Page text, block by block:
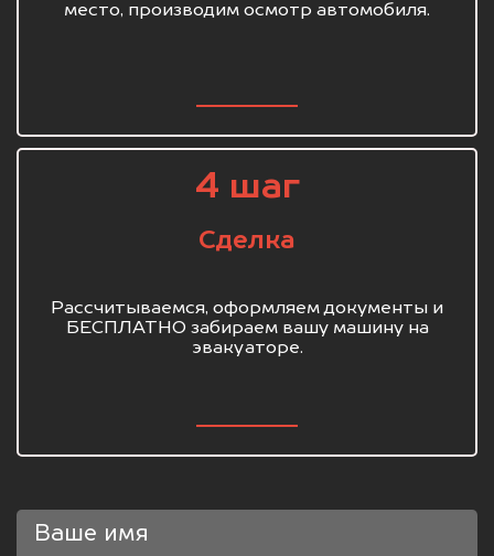
место, производим осмотр автомобиля.
4 шаг
Сделка
Рассчитываемся, оформляем документы и
БЕСПЛАТНО забираем вашу машину на
эвакуаторе.